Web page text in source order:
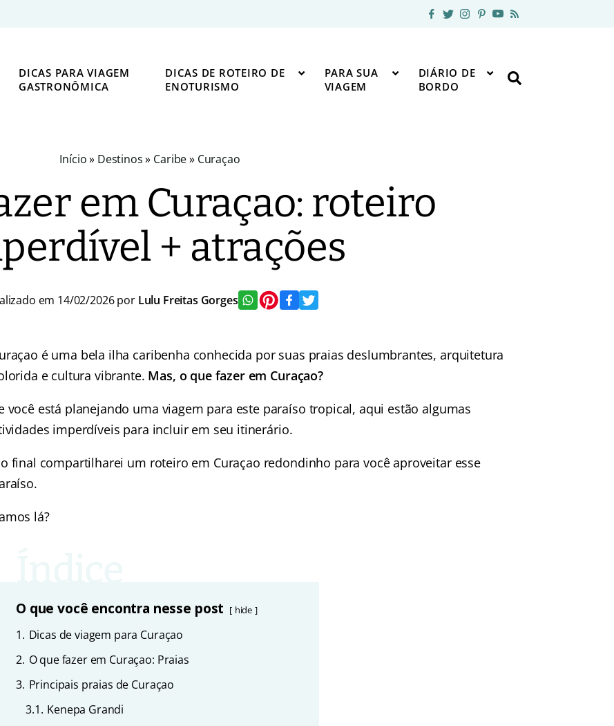
DICAS PARA VIAGEM
GASTRONÔMICA
DICAS DE ROTEIRO DE
ENOTURISMO
PARA SUA
VIAGEM
DIÁRIO DE
BORDO
Início» Destinos» Caribe» Curaçao
em Curaçao: roteiro
+ atrações
em 14/02/2026 por Lulu Freitas Gorges
é uma bela ilha caribenha conhecida por suas praias deslumbrantes, arquitetura
e cultura vibrante. Mas, o que fazer em Curaçao?
você está planejando uma viagem para este paraíso tropical, aqui estão algumas
imperdíveis para incluir em seu itinerário.
final compartilharei um roteiro em Curaçao redondinho para você aproveitar esse
lá?
O que você encontra nesse post hide
1. Dicas de viagem para Curaçao
2. O que fazer em Curaçao: Praias
3. Principais praias de Curaçao
3.1. Kenepa Grandi